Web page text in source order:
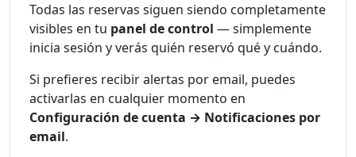
Todas las reservas siguen siendo completamente
visibles en tu panel de control — simplemente
inicia sesión y verás quién reservó qué y cuándo.
Si prefieres recibir alertas por email, puedes
activarlas en cualquier momento en
Configuración de cuenta → Notificaciones por
email.